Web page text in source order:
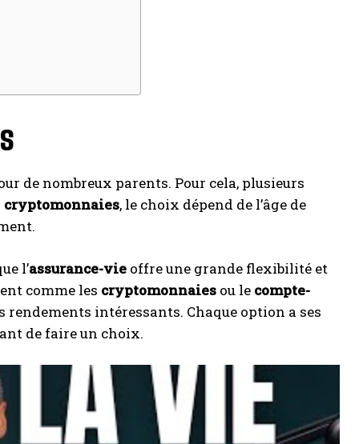
de nombreux parents. Pour cela, plusieurs
cryptomonnaies, le choix dépend de l’âge de
l’assurance-vie offre une grande flexibilité et
comme les cryptomonnaies ou le compte-
intéressants. Chaque option a ses
de faire un choix.